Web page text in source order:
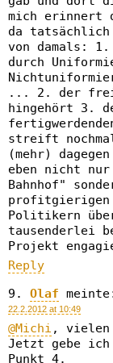
mich erinnert
da tatsächlich
von damals:
durch
... 2. der
hingehört 3.
streift
(mehr)
eben nicht
Bahnhof"
profitgierigen
Politikern
tausenderlei
Projekt
Reply
Olaf
22.2.2012 at 10:49
@Michi , vielen
Jetzt gebe ich
Punkt 4.